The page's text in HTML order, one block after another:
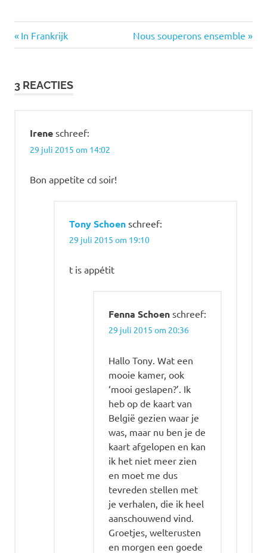
Bericht
Vorige
bericht:
In Frankrijk
Volgende
bericht:
Nous souperons ensemble
3 REACTIES
Irene schreef:
29 juli 2015 om 14:02
Bon appetite cd soir!
Tony Schoen schreef:
29 juli 2015 om 19:10
t is appétit
Fenna Schoen schreef:
29 juli 2015 om 20:36
Hallo Tony. Wat een
mooie kamer, ook
‘mooi geslapen?’. Ik
heb op de kaart van
België gezien waar je
was, maar nu ben je de
kaart afgelopen en kan
ik het niet meer zien
en moet me dus
tevreden stellen met
je verhalen, die ik heel
aanschouwend vind.
Groetjes, welterusten
en morgen een goede